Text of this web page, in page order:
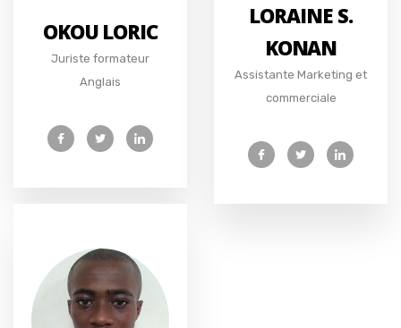
OKOU LORIC
Juriste formateur
Anglais
LORAINE S.
KONAN
Assistante Marketing et
commerciale